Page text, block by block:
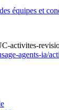
équipes et
activites-
agents-ia/